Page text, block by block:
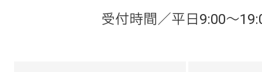
受付時間／平日9:00～